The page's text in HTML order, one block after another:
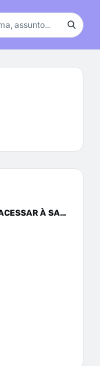
GUIA DEFINITIVO PARA ACESSAR À SAÚDE PELO SUS OU PLANO DE SAÚDE